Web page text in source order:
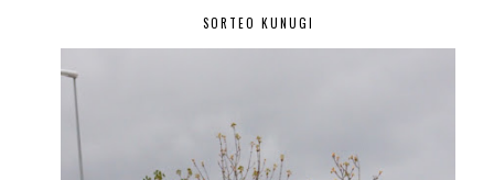
SORTEO KUNUGI